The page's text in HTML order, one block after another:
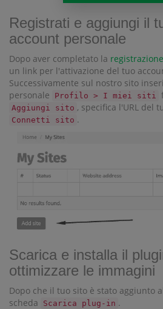
Registrati e aggiungi il
account personale
Dopo aver completato la registrazione
un link per l'attivazione del tuo
Successivamente sul nostro sito
personale
Profilo > I miei siti
Aggiungi sito , specifica l'URL del
Connetti sito .
Scarica e installa il
ottimizzare le immagini
Dopo che il tuo sito è stato aggiunto
scheda
Scarica plug-in .